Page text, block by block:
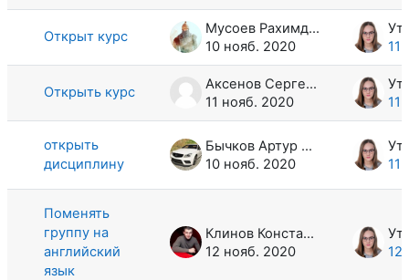
Открыт курс
Мусоев Рахимджон Улугбекович
10 нояб. 2020
11
Открыть курс
Аксенов Сергей Геннадьевич
11 нояб. 2020
11
открыть
дисциплину
Бычков Артур Алексеевич
10 нояб. 2020
11
Поменять
группу на
английский
язык
Клинов Константин Александрович
12 нояб. 2020
12